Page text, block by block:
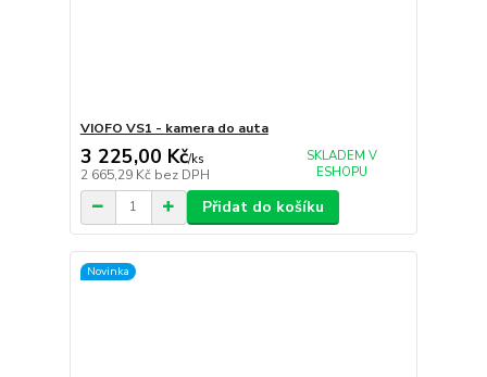
VIOFO VS1 - kamera do auta
3 225,00 Kč/ks
2 665,29 Kč bez DPH
SKLADEM V
ESHOPU
Přidat do košíku
Novinka